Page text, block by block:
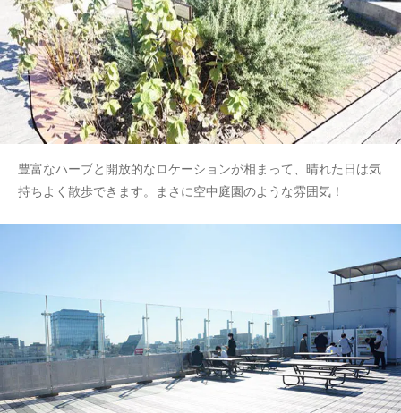
豊富なハーブと開放的なロケーションが相まって、晴れた日は気
持ちよく散歩できます。まさに空中庭園のような雰囲気！